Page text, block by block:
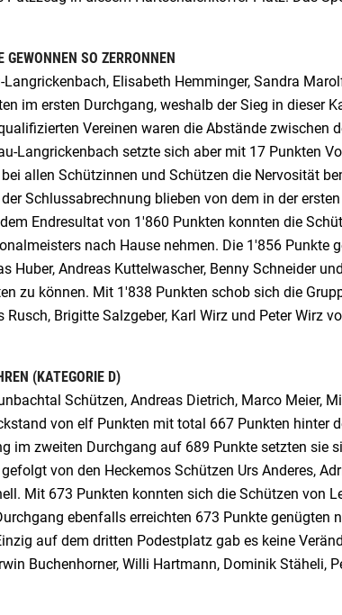
SO ZERRONNEN
Elisabeth Hemminger, Sandra
im ersten Durchgang, weshalb der Sieg in dieser
Vereinen waren die Abstände zwischen
Langrickenbach setzte sich aber mit 17 Punkten
allen Schützinnen und Schützen die Nervosität
Schlussabrechnung blieben von dem in der
Endresultat von 1'860 Punkten konnten die
nach Hause nehmen. Die 1'856 Punkte
Huber, Andreas Kuttelwascher, Benny Schneider
zu können. Mit 1'838 Punkten schob sich die
Brigitte Salzgeber, Karl Wirz und Peter Wirz
(KATEGORIE D)
Schützen, Andreas Dietrich, Marco Meier,
von elf Punkten mit total 667 Punkten hinter
im zweiten Durchgang auf 689 Punkte setzten sie
von den Heckemos Schützen Urs Anderes,
Mit 673 Punkten konnten sich die Schützen von
ebenfalls erreichten 673 Punkte genügten
auf dem dritten Podestplatz gab es keine
Buchenhorner, Willi Hartmann, Dominik Stäheli,